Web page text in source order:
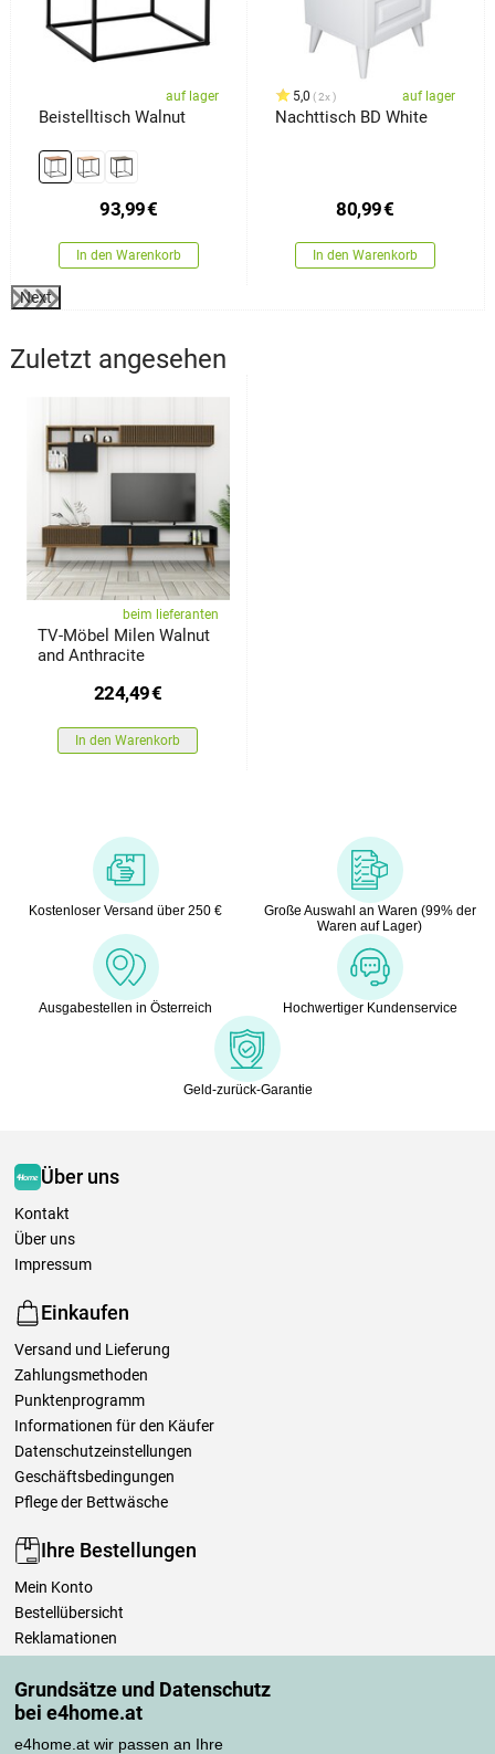
Grundsätze und Datenschutz
bei e4home.at
e4home.at wir passen an Ihre
auf lager
Beistelltisch Walnut
93,99€
In den Warenkorb
5,0 2x auf lager
Nachttisch BD White
80,99€
In den Warenkorb
Next
Zuletzt angesehen
beim lieferanten
TV-Möbel Milen Walnut
and Anthracite
224,49€
In den Warenkorb
Kostenloser Versand über 250 €
Große Auswahl an Waren (99% der
Waren auf Lager)
Ausgabestellen in Österreich Hochwertiger Kundenservice
Geld-zurück-Garantie
Über uns
Kontakt
Über uns
Impressum
Einkaufen
Versand und Lieferung
Zahlungsmethoden
Punktenprogramm
Informationen für den Käufer
Datenschutzeinstellungen
Geschäftsbedingungen
Pflege der Bettwäsche
Ihre Bestellungen
Mein Konto
Bestellübersicht
Reklamationen
Einfach mehr wissen
Richtlinien zur Verarbeitung von Bewertungen